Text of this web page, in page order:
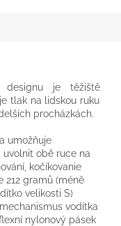
designu je těžiště
tlak na lidskou ruku
procházkách.
umožňuje
uvolnit obě ruce na
kočíkovanie
212 gramů (méně
velikosti S)
vodítka
nylonový pásek